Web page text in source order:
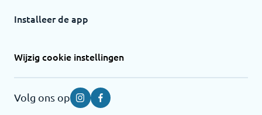
Installeer de app
Wijzig cookie instellingen
Volg ons op InstagramFacebook